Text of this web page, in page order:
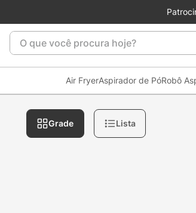
O que você procura hoje?
Air FryerAspirador de PóRobô
Grade Lista